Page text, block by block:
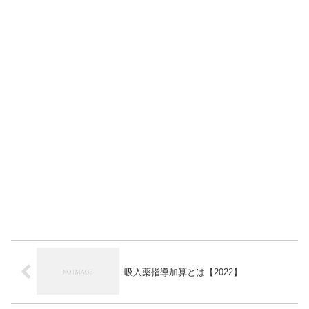
吸入薬指導加算とは【2022】